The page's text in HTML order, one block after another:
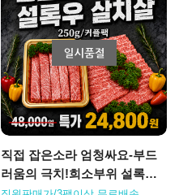
직접 잡은소라 엄청싸요-부드
러움의 극치!희소부위 설록우
특살치살 250g